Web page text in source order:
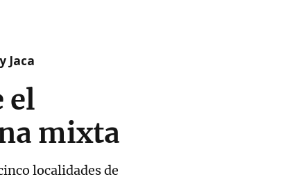
Jaca
el
mixta
localidades de